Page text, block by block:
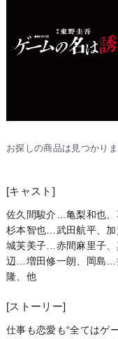
お探しの商品は見つかり
[キャスト]
佐久間駿介…亀梨和也
杉本智也…武田航平、
城芙美子…赤間麻里子
辺…増田修一朗、岡島
隆、他
[ストーリー]
仕事も恋愛も“全てはゲ